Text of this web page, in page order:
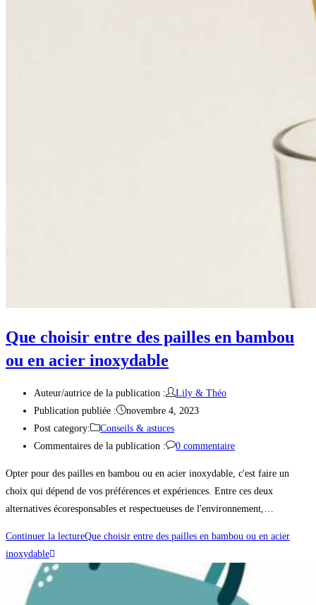
Que choisir entre des pailles en bambou
ou en acier inoxydable
Auteur/autrice de la publication :
Lily & Théo
Publication publiée :
novembre 4, 2023
Post category:
Conseils & astuces
Commentaires de la publication :
0 commentaire
Opter pour des pailles en bambou ou en acier inoxydable, c'est faire un
choix qui dépend de vos préférences et expériences. Entre ces deux
alternatives écoresponsables et respectueuses de l'environnement,…
Continuer la lectureQue choisir entre des pailles en bambou ou en acier
inoxydable